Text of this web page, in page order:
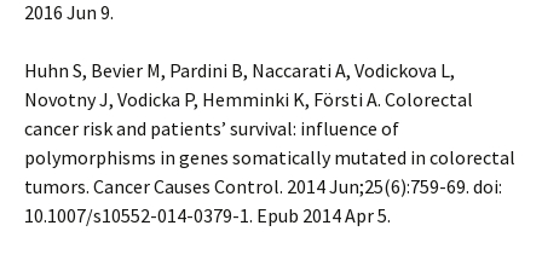
2016 Jun 9.
Huhn S, Bevier M, Pardini B, Naccarati A, Vodickova L,
Novotny J, Vodicka P, Hemminki K, Försti A. Colorectal
cancer risk and patients’ survival: influence of
polymorphisms in genes somatically mutated in colorectal
tumors. Cancer Causes Control. 2014 Jun;25(6):759-69. doi:
10.1007/s10552-014-0379-1. Epub 2014 Apr 5.